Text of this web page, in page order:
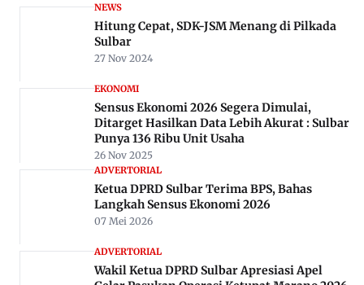
NEWS
Hitung Cepat, SDK-JSM Menang di Pilkada
Sulbar
27 Nov 2024
EKONOMI
Sensus Ekonomi 2026 Segera Dimulai,
Ditarget Hasilkan Data Lebih Akurat : Sulbar
Punya 136 Ribu Unit Usaha
26 Nov 2025
ADVERTORIAL
Ketua DPRD Sulbar Terima BPS, Bahas
Langkah Sensus Ekonomi 2026
07 Mei 2026
ADVERTORIAL
Wakil Ketua DPRD Sulbar Apresiasi Apel